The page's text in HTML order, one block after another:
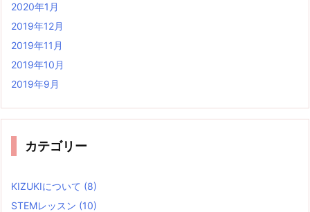
2020年1月
2019年12月
2019年11月
2019年10月
2019年9月
カテゴリー
KIZUKIについて (8)
STEMレッスン (10)